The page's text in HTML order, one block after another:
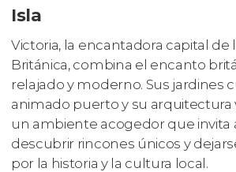
Isla
Victoria, la encantadora capital de
Británica, combina el encanto
relajado y moderno. Sus jardines
animado puerto y su arquitectura
un ambiente acogedor que invita
descubrir rincones únicos y
por la historia y la cultura local.